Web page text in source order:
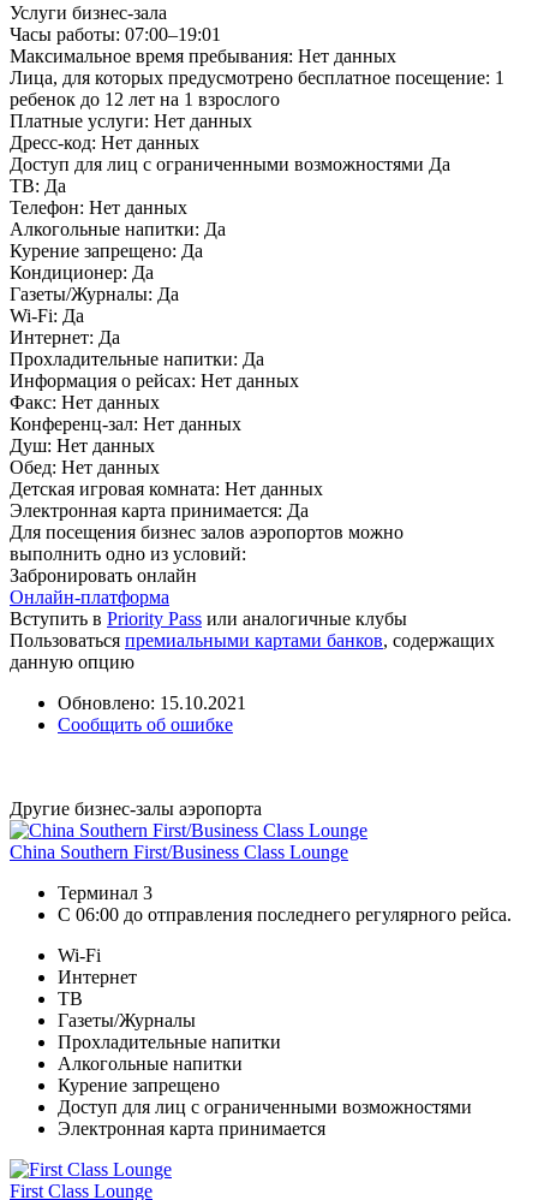
Услуги бизнес-зала
Часы работы: 07:00–19:01
Максимальное время пребывания: Нет данных
Лица, для которых предусмотрено бесплатное посещение: 1
ребенок до 12 лет на 1 взрослого
Платные услуги: Нет данных
Дресс-код: Нет данных
Доступ для лиц с ограниченными возможностями Да
ТВ: Да
Телефон: Нет данных
Алкогольные напитки: Да
Курение запрещено: Да
Кондиционер: Да
Газеты/Журналы: Да
Wi-Fi: Да
Интернет: Да
Прохладительные напитки: Да
Информация о рейсах: Нет данных
Факс: Нет данных
Конференц-зал: Нет данных
Душ: Нет данных
Обед: Нет данных
Детская игровая комната: Нет данных
Электронная карта принимается: Да
Для посещения бизнес залов аэропортов можно
выполнить одно из условий:
Забронировать онлайн
Онлайн-платформа
Вступить в Priority Pass или аналогичные клубы
Пользоваться премиальными картами банков, содержащих
данную опцию
Обновлено: 15.10.2021
Сообщить об ошибке
Другие бизнес-залы аэропорта
China Southern First/Business Class Lounge
Терминал 3
С 06:00 до отправления последнего регулярного рейса.
Wi-Fi
Интернет
ТВ
Газеты/Журналы
Прохладительные напитки
Алкогольные напитки
Курение запрещено
Доступ для лиц с ограниченными возможностями
Электронная карта принимается
First Class Lounge